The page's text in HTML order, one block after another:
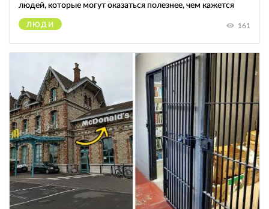
людей, которые могут оказаться полезнее, чем кажется
ЛЮДИ 161